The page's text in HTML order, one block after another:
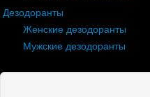
Дезодоранты
Женские дезодоранты
Мужские дезодоранты